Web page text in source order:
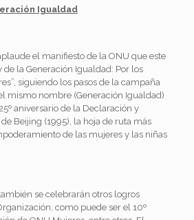
Igualdad
el manifiesto de la ONU que este
de la Generación Igualdad: Por los
siguiendo los pasos de la campaña
mismo nombre (Generación Igualdad)
aniversario de la Declaración y
Beijing (1995), la hoja de ruta más
de las mujeres y las niñas
se celebrarán otros logros
como puede ser el 10º